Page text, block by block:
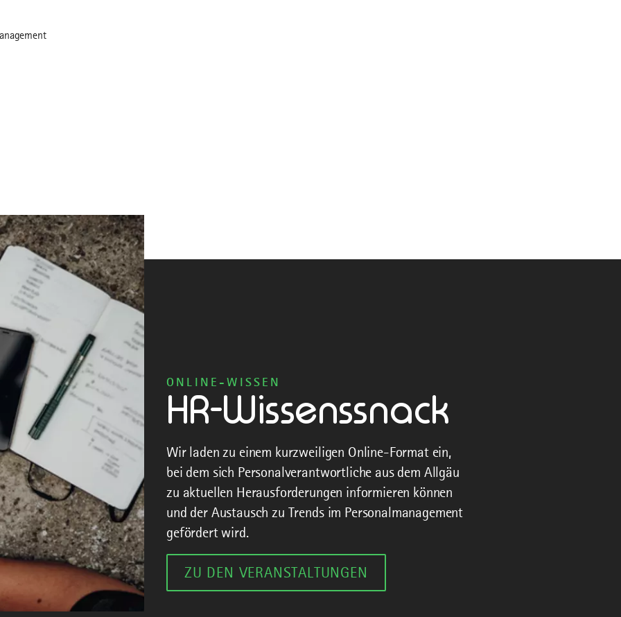
ONLINE-WISSEN
HR-Wissenssnack
Wir laden zu einem kurzweiligen Online-Format ein,
bei dem sich Personalverantwortliche aus dem Allgäu
zu aktuellen Herausforderungen informieren können
und der Austausch zu Trends im Personalmanagement
gefördert wird.
ZU DEN VERANSTALTUNGEN